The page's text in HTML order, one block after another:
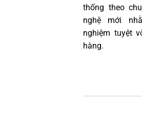
thống theo
nghệ mới
nghiệm tuyệt
hàng.